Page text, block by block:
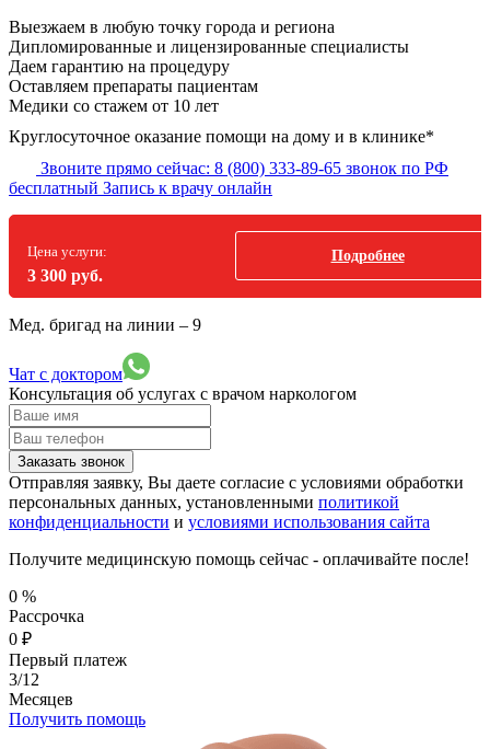
Выезжаем в любую точку города и региона
Дипломированные и лицензированные специалисты
Даем гарантию на процедуру
Оставляем препараты пациентам
Медики со стажем от 10 лет
Круглосуточное оказание помощи на дому и в клинике*
Звоните прямо сейчас: 8 (800) 333-89-65 звонок по РФ
бесплатный Запись к врачу онлайн
Цена услуги:
3 300 руб.
Подробнее
Мед. бригад на линии – 9
Чат с доктором
Консультация об услугах с врачом наркологом
Заказать звонок
Отправляя заявку, Вы даете согласие с условиями обработки
персональных данных, установленными политикой
конфиденциальности и условиями использования сайта
Получите медицинскую помощь сейчас - оплачивайте после!
0 %
Рассрочка
0 ₽
Первый платеж
3/12
Месяцев
Получить помощь